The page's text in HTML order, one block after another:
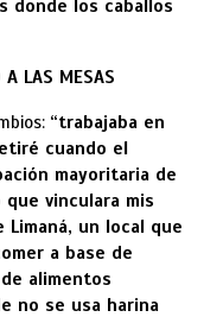
donde los caballos
A LAS MESAS
“trabajaba en
cuando el
mayoritaria de
vinculara mis
Limaná, un local que
a base de
alimentos
no se usa harina